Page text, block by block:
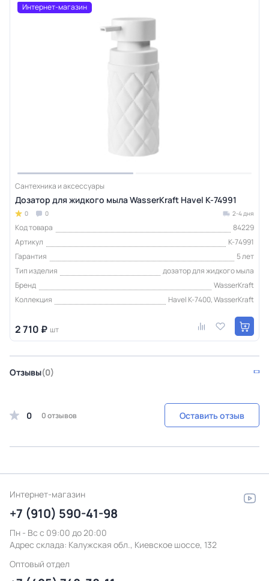
Интернет-магазин
Сантехника и аксессуары
Дозатор для жидкого мыла WasserKraft Havel K-74991
0 0 2-4 дня
Код товара
84229
Артикул
K-74991
Гарантия
5 лет
Тип изделия
дозатор для жидкого мыла
Бренд
WasserKraft
Коллекция
Havel K-7400, WasserKraft
2 710 ₽ шт
Отзывы(0)
0 0 отзывов Оставить отзыв
Интернет-магазин
+7 (910) 590-41-98
Пн - Вс с 09:00 до 20:00
Адрес склада: Калужская обл., Киевское шоссе, 132
Оптовый отдел